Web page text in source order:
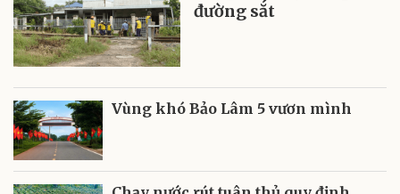
đường sắt
Vùng khó Bảo Lâm 5 vươn mình